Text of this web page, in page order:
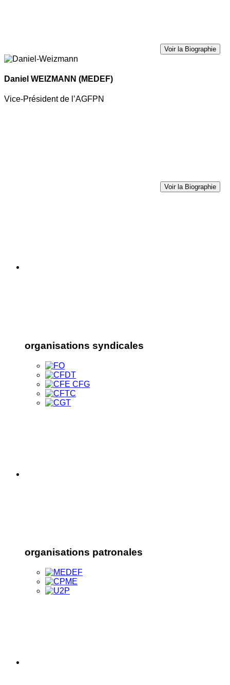
Voir la Biographie
Daniel WEIZMANN (MEDEF)
Vice-Président de l’AGFPN
Voir la Biographie
organisations syndicales
organisations patronales